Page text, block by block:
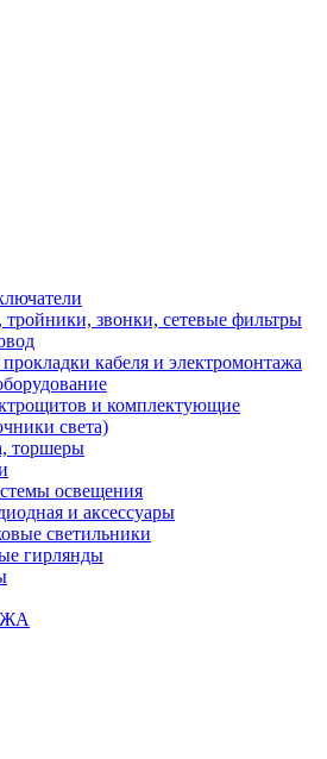
тройники, звонки, сетевые фильтры
кабеля и электромонтажа
и комплектующие
света)
торшеры
освещения
и аксессуары
светильники
гирлянды